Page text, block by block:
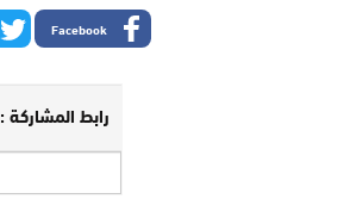
Facebook
رابط المشاركة :